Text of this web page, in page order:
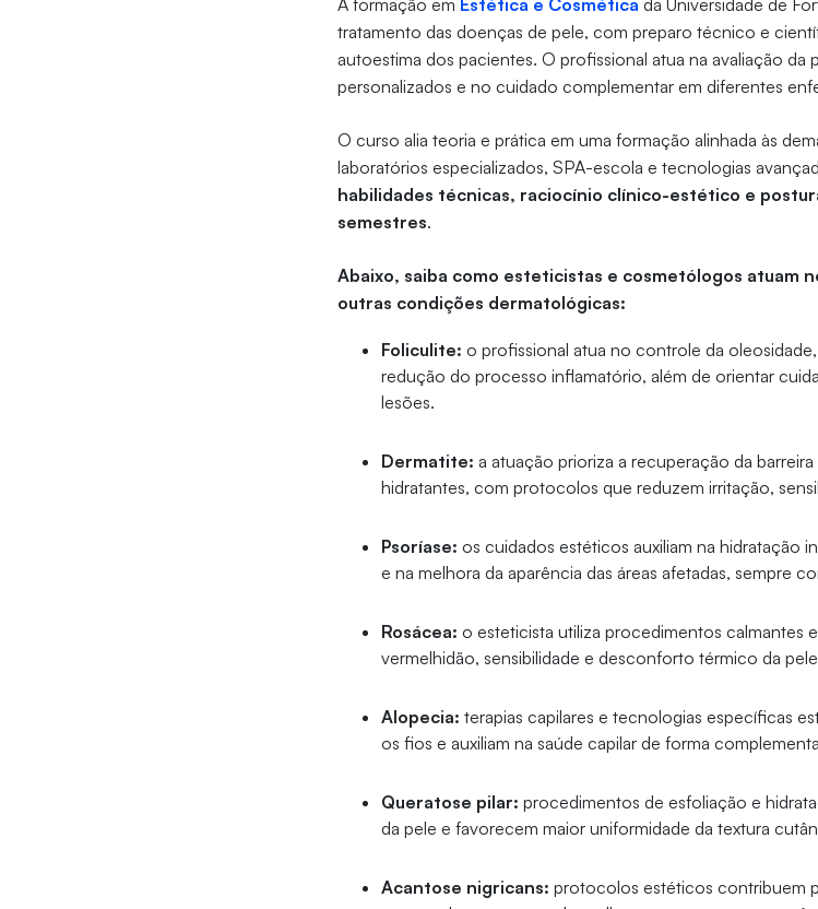
A formação em Estética e Cosmética da Universidade de
tratamento das doenças de pele, com preparo técnico e
autoestima dos pacientes. O profissional atua na avaliação
personalizados e no cuidado complementar em diferentes
O curso alia teoria e prática em uma formação alinhada às
laboratórios especializados, SPA-escola e tecnologias
habilidades técnicas, raciocínio clínico-estético e
semestres.
Abaixo, saiba como esteticistas e cosmetólogos atuam
outras condições dermatológicas:
Foliculite: o profissional atua no controle da
redução do processo inflamatório, além de orientar
lesões.
Dermatite: a atuação prioriza a recuperação da
hidratantes, com protocolos que reduzem irritação,
Psoríase:os cuidados estéticos auxiliam na hidratação
e na melhora da aparência das áreas afetadas, sempre
Rosácea: o esteticista utiliza procedimentos calmantes
vermelhidão, sensibilidade e desconforto térmico da
Alopecia: terapias capilares e tecnologias específicas
os fios e auxiliam na saúde capilar de forma
Queratose pilar: procedimentos de esfoliação e
da pele e favorecem maior uniformidade da textura
Acantose nigricans: protocolos estéticos contribuem